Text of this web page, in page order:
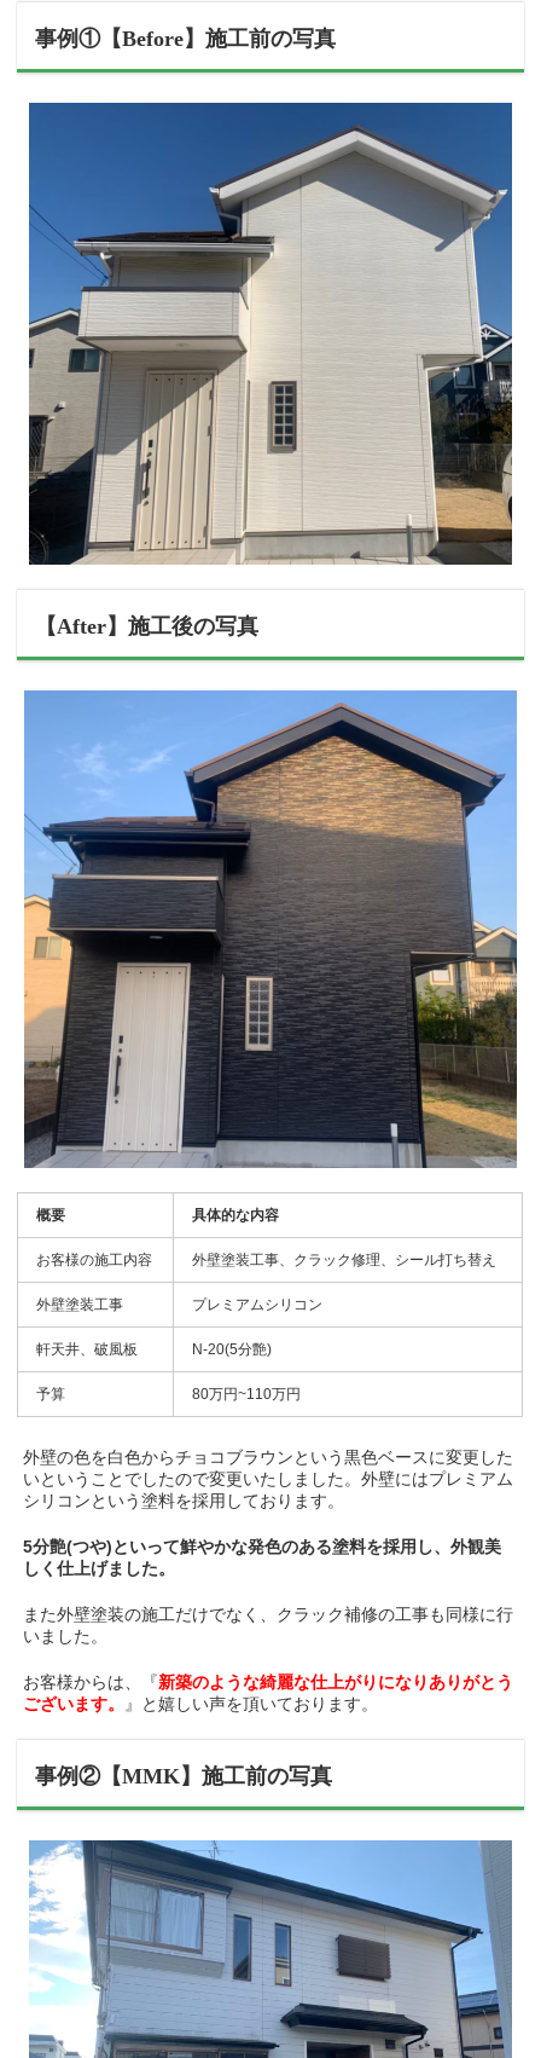
事例①【Before】施工前の写真
【After】施工後の写真
概要 具体的な内容
お客様の施工内容 外壁塗装工事、クラック修理、シール打ち替え
外壁塗装工事 プレミアムシリコン
軒天井、破風板 N-20(5分艶)
予算 80万円~110万円
外壁の色を白色からチョコブラウンという黒色ベースに変更した
いということでしたので変更いたしました。外壁にはプレミアム
シリコンという塗料を採用しております。
5分艶(つや)といって鮮やかな発色のある塗料を採用し、外観美
しく仕上げました。
また外壁塗装の施工だけでなく、クラック補修の工事も同様に行
いました。
お客様からは、『新築のような綺麗な仕上がりになりありがとう
ございます。 』と嬉しい声を頂いております。
事例②【MMK】施工前の写真